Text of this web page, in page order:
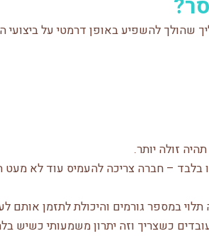
שהולך להשפיע באופן דרמטי על ביצועי
זולה יותר.
– חברה צריכה להעמיס עוד לא מעט
במספר גורמים והיכולת לתזמן אותם
כשצריך וזה יתרון משמעותי כשיש